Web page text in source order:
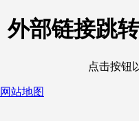
外部链接跳
点击按钮
网站地图